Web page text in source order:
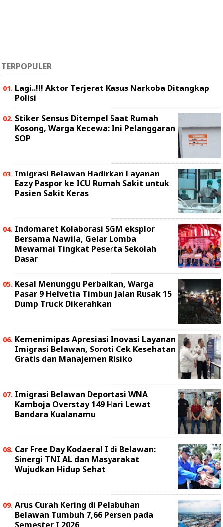
TERPOPULER
Lagi..!!! Aktor Terjerat Kasus Narkoba Ditangkap
Polisi
Stiker Sensus Ditempel Saat Rumah
Kosong, Warga Kecewa: Ini Pelanggaran
SOP
Imigrasi Belawan Hadirkan Layanan
Eazy Paspor ke ICU Rumah Sakit untuk
Pasien Sakit Keras
Indomaret Kolaborasi SGM eksplor
Bersama Nawila, Gelar Lomba
Mewarnai Tingkat Peserta Sekolah
Dasar
Kesal Menunggu Perbaikan, Warga
Pasar 9 Helvetia Timbun Jalan Rusak 15
Dump Truck Dikerahkan
Kemenimipas Apresiasi Inovasi Layanan
Imigrasi Belawan, Soroti Cek Kesehatan
Gratis dan Manajemen Risiko
Imigrasi Belawan Deportasi WNA
Kamboja Overstay 149 Hari Lewat
Bandara Kualanamu
Car Free Day Kodaeral I di Belawan:
Sinergi TNI AL dan Masyarakat
Wujudkan Hidup Sehat
Arus Curah Kering di Pelabuhan
Belawan Tumbuh 7,66 Persen pada
Semester I 2026